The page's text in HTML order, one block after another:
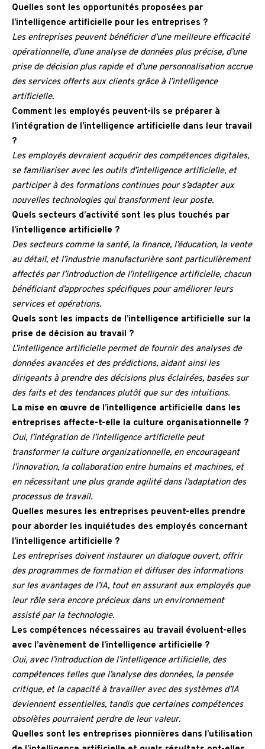
Quelles sont les opportunités proposées par
l’intelligence artificielle pour les entreprises ?
Les entreprises peuvent bénéficier d’une meilleure efficacité
opérationnelle, d’une analyse de données plus précise, d’une
prise de décision plus rapide et d’une personnalisation accrue
des services offerts aux clients grâce à l’intelligence
artificielle.
Comment les employés peuvent-ils se préparer à
l’intégration de l’intelligence artificielle dans leur travail
?
Les employés devraient acquérir des compétences digitales,
se familiariser avec les outils d’intelligence artificielle, et
participer à des formations continues pour s’adapter aux
nouvelles technologies qui transforment leur poste.
Quels secteurs d’activité sont les plus touchés par
l’intelligence artificielle ?
Des secteurs comme la santé, la finance, l’éducation, la vente
au détail, et l’industrie manufacturière sont particulièrement
affectés par l’introduction de l’intelligence artificielle, chacun
bénéficiant d’approches spécifiques pour améliorer leurs
services et opérations.
Quels sont les impacts de l’intelligence artificielle sur la
prise de décision au travail ?
L’intelligence artificielle permet de fournir des analyses de
données avancées et des prédictions, aidant ainsi les
dirigeants à prendre des décisions plus éclairées, basées sur
des faits et des tendances plutôt que sur des intuitions.
La mise en œuvre de l’intelligence artificielle dans les
entreprises affecte-t-elle la culture organisationnelle ?
Oui, l’intégration de l’intelligence artificielle peut
transformer la culture organizationnelle, en encourageant
l’innovation, la collaboration entre humains et machines, et
en nécessitant une plus grande agilité dans l’adaptation des
processus de travail.
Quelles mesures les entreprises peuvent-elles prendre
pour aborder les inquiétudes des employés concernant
l’intelligence artificielle ?
Les entreprises doivent instaurer un dialogue ouvert, offrir
des programmes de formation et diffuser des informations
sur les avantages de l’IA, tout en assurant aux employés que
leur rôle sera encore précieux dans un environnement
assisté par la technologie.
Les compétences nécessaires au travail évoluent-elles
avec l’avènement de l’intelligence artificielle ?
Oui, avec l’introduction de l’intelligence artificielle, des
compétences telles que l’analyse des données, la pensée
critique, et la capacité à travailler avec des systèmes d’IA
deviennent essentielles, tandis que certaines compétences
obsolètes pourraient perdre de leur valeur.
Quelles sont les entreprises pionnières dans l’utilisation